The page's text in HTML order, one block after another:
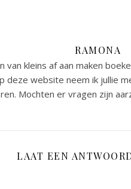
RAMONA
van kleins af aan maken
deze website neem ik jullie
Mochten er vragen zijn
LAAT EEN